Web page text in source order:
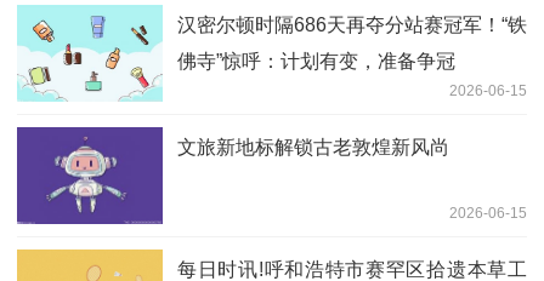
汉密尔顿时隔686天再夺分站赛冠军！“铁
佛寺”惊呼：计划有变，准备争冠
2026-06-15
文旅新地标解锁古老敦煌新风尚
2026-06-15
每日时讯!呼和浩特市赛罕区拾遗本草工